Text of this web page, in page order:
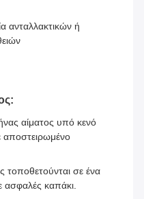
ανταλλακτικών ή
αίματος υπό κενό
αποστειρωμένο
τοποθετούνται σε ένα
ασφαλές καπάκι.